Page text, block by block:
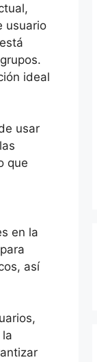
usuario
ideal
usar
que
en la
así